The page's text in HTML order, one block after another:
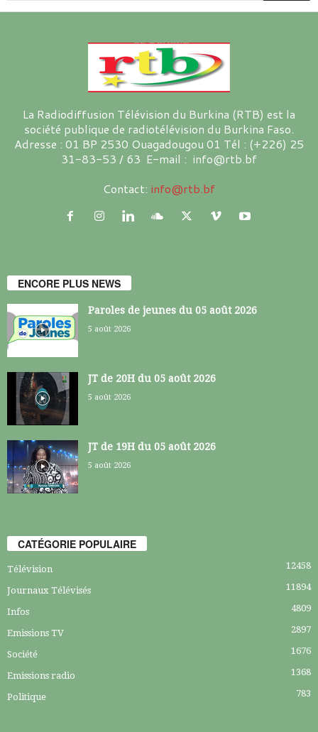
La Radiodiffusion Télévision du Burkina (RTB) est la
société publique de radiotélévision du Burkina Faso.
Adresse : 01 BP 2530 Ouagadougou 01 Tél : (+226) 25
31-83-53 / 63 E-mail : info@rtb.bf
Contact: info@rtb.bf
ENCORE PLUS NEWS
Paroles de jeunes du 05 août 2026
5 août 2026
JT de 20H du 05 août 2026
5 août 2026
JT de 19H du 05 août 2026
5 août 2026
CATÉGORIE POPULAIRE
Télévision 12458
Journaux Télévisés 11894
Infos 4809
Emissions TV 2897
Société 1676
Emissions radio 1368
Politique 783